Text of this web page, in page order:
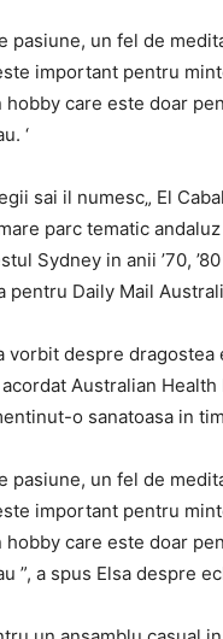
pasiune, un fel de
important pentru
hobby care este doar
‘
sai il numesc„ El
parc tematic
Sydney in anii ’70, ’80
pentru Daily Mail
vorbit despre dragostea
Australian Health
o sanatoasa in
pasiune, un fel de
important pentru
hobby care este doar
”, a spus Elsa despre